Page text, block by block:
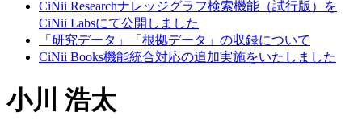
CiNii Researchナレッジグラフ検索機能（試行版）を
CiNii Labsにて公開しました
「研究データ」「根拠データ」の収録について
CiNii Books機能統合対応の追加実施をいたしました
小川 浩太